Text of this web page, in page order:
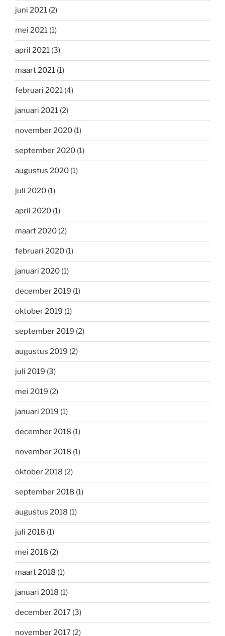
juni 2021 (2)
mei 2021 (1)
april 2021 (3)
maart 2021 (1)
februari 2021 (4)
januari 2021 (2)
november 2020 (1)
september 2020 (1)
augustus 2020 (1)
juli 2020 (1)
april 2020 (1)
maart 2020 (2)
februari 2020 (1)
januari 2020 (1)
december 2019 (1)
oktober 2019 (1)
september 2019 (2)
augustus 2019 (2)
juli 2019 (3)
mei 2019 (2)
januari 2019 (1)
december 2018 (1)
november 2018 (1)
oktober 2018 (2)
september 2018 (1)
augustus 2018 (1)
juli 2018 (1)
mei 2018 (2)
maart 2018 (1)
januari 2018 (1)
december 2017 (3)
november 2017 (2)